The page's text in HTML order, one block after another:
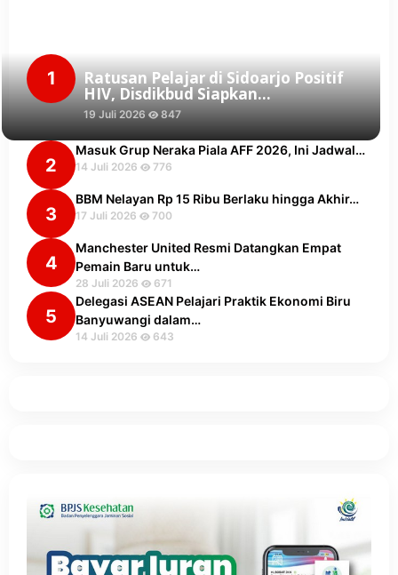
1 Ratusan Pelajar di Sidoarjo Positif
HIV, Disdikbud Siapkan…
19 Juli 2026 847
2
Masuk Grup Neraka Piala AFF 2026, Ini Jadwal…
14 Juli 2026 776
3
BBM Nelayan Rp 15 Ribu Berlaku hingga Akhir…
17 Juli 2026 700
4
Manchester United Resmi Datangkan Empat
Pemain Baru untuk…
28 Juli 2026 671
5
Delegasi ASEAN Pelajari Praktik Ekonomi Biru
Banyuwangi dalam…
14 Juli 2026 643